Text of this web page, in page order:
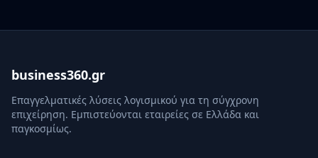
business360.gr
Επαγγελματικές λύσεις λογισμικού για τη σύγχρονη
επιχείρηση. Εμπιστεύονται εταιρείες σε Ελλάδα και
παγκοσμίως.